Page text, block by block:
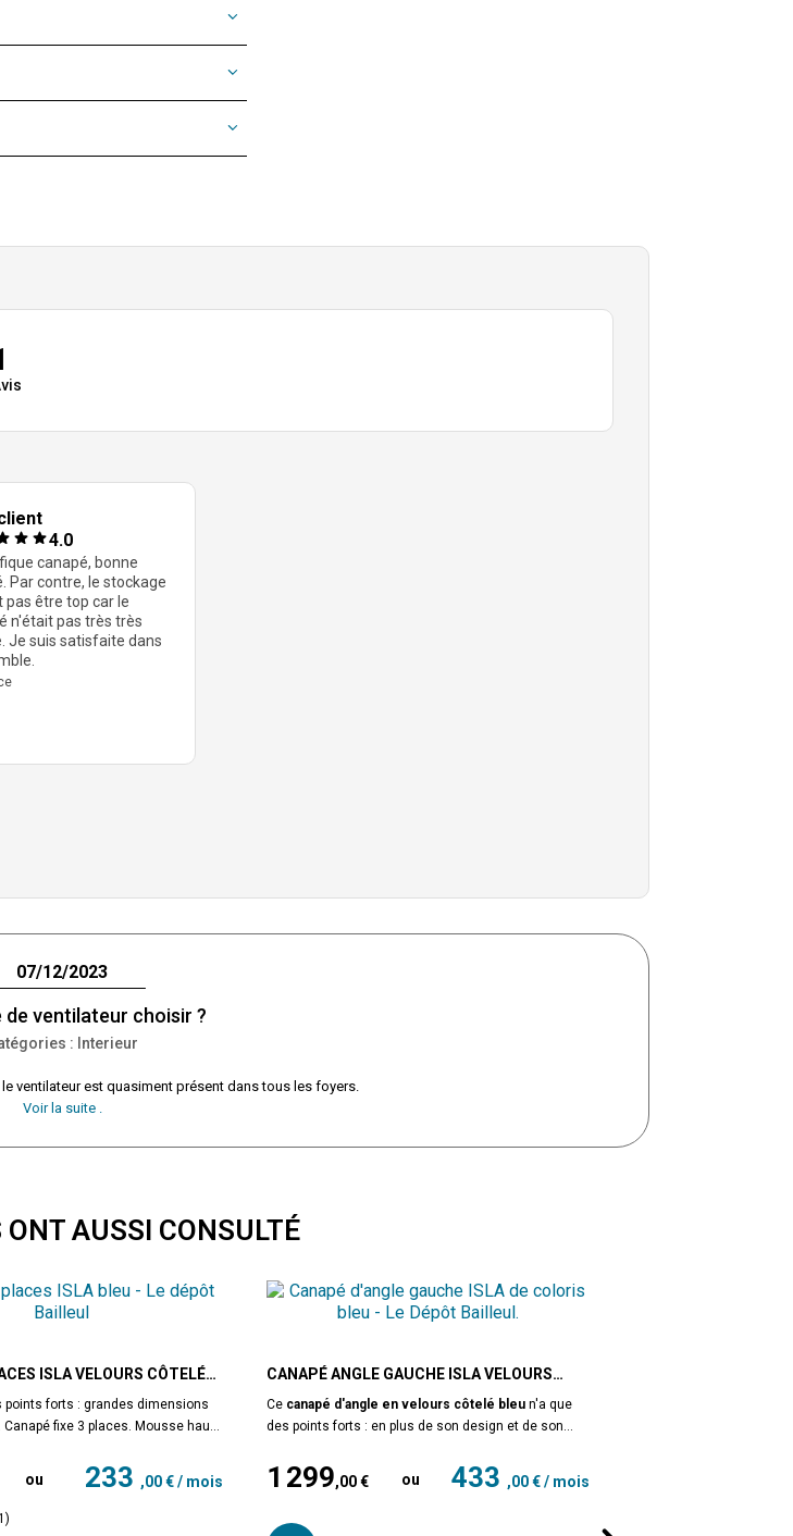
4.0
canapé, bonne
Par contre, le stockage
pas être top car le
n'était pas très très
Je suis satisfaite dans
07/12/2023
de ventilateur choisir ?
: Interieur
ventilateur est quasiment présent dans tous les foyers.
Voir la suite .
AUSSI CONSULTÉ
ISLA VELOURS CÔTELÉ
points forts : grandes dimensions
fixe 3 places. Mousse haute
coloris bleu. Structure en bois
de bois (MDF). Assise : mousse
30 kg/m3 (12 cm) sur sangles
ou 233 ,00 € / mois
CANAPÉ ANGLE GAUCHE ISLA VELOURS
CÔTELÉ BLEU
Ce canapé d'angle en velours côtelé bleun'a que
des points forts : en plus de son design et de son
et de grand confort. Version angle gauche : la
méridienne est positionnée à gauche comme visible
1 299,00 € ou 433 ,00 € / mois